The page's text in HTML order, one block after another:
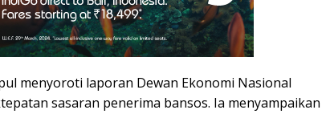
menyoroti laporan Dewan Ekonomi Nasional
sasaran penerima bansos. Ia menyampaikan